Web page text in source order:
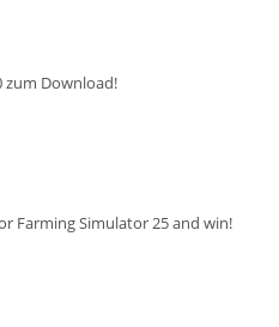
zum Download!
Farming Simulator 25 and win!